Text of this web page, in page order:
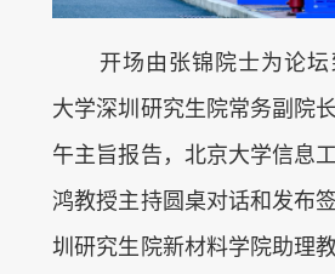
开场由张锦院士为论
大学深圳研究生院常务副院
午主旨报告，北京大学信息
鸿教授主持圆桌对话和发布
圳研究生院新材料学院助理